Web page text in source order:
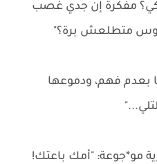
مفكرة إن جدي غصب
متطلعش برة؟"
فهم، ودموعها
مو*جوعة: "أمك باعتك!